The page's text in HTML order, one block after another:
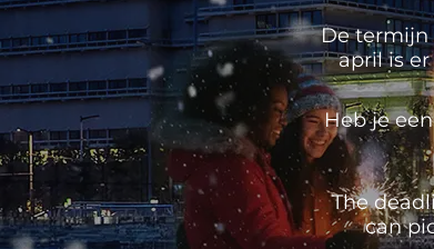
De termijn
april is
Heb je
The
can